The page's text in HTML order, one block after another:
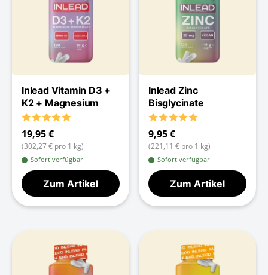
Inlead Vitamin D3 +
K2 + Magnesium
19,95 €
(302,27 € pro 1 kg)
Sofort verfügbar
Zum Artikel
Inlead Zinc
Bisglycinate
9,95 €
(221,11 € pro 1 kg)
Sofort verfügbar
Zum Artikel